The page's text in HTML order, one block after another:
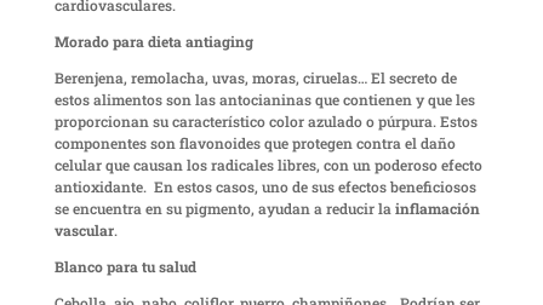
cardiovasculares.
Morado para dieta antiaging
Berenjena, remolacha, uvas, moras, ciruelas… El secreto de
estos alimentos son las antocianinas que contienen y que les
proporcionan su característico color azulado o púrpura. Estos
componentes son flavonoides que protegen contra el daño
celular que causan los radicales libres, con un poderoso efecto
antioxidante. En estos casos, uno de sus efectos beneficiosos
se encuentra en su pigmento, ayudan a reducir lainflamación
vascular.
Blanco para tu salud